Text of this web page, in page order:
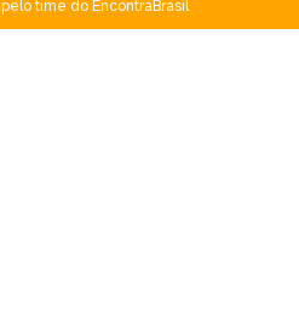
pelo time do EncontraBrasil